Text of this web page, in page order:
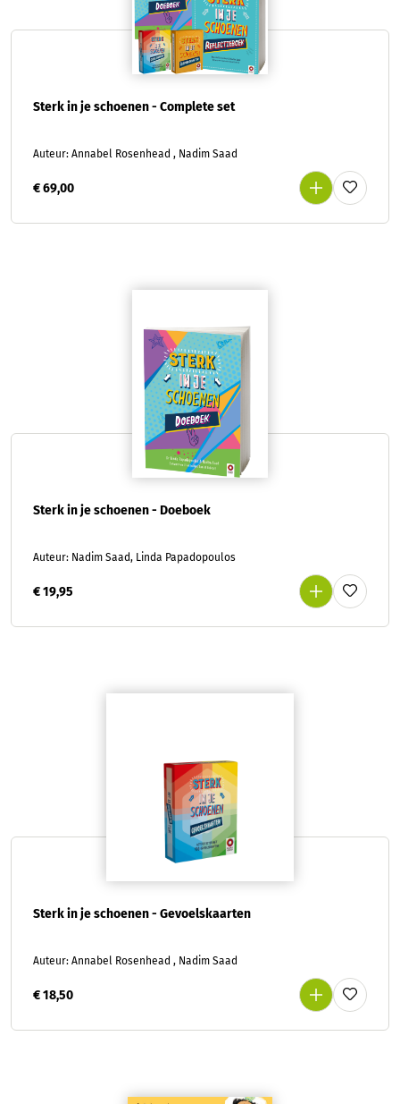
Sterk in je schoenen - Complete set
Auteur: Annabel Rosenhead , Nadim Saad
€ 69,00
Sterk in je schoenen - Doeboek
Auteur: Nadim Saad, Linda Papadopoulos
€ 19,95
Sterk in je schoenen - Gevoelskaarten
Auteur: Annabel Rosenhead , Nadim Saad
€ 18,50